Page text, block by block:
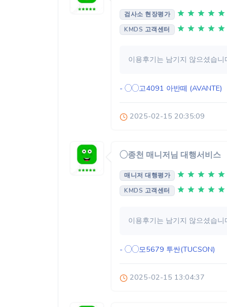
검사소 현장평가
KMDS 고객센터
이용후기는 남기지 않으셨습니
- ◯◯고4091 아반떼 (AVANTE)
2025-02-15 20:35:09
◯종천 매니저님 대행서비스
매니저 대행평가
KMDS 고객센터
이용후기는 남기지 않으셨습니
- ◯◯모5679 투싼(TUCSON)
2025-02-15 13:04:37